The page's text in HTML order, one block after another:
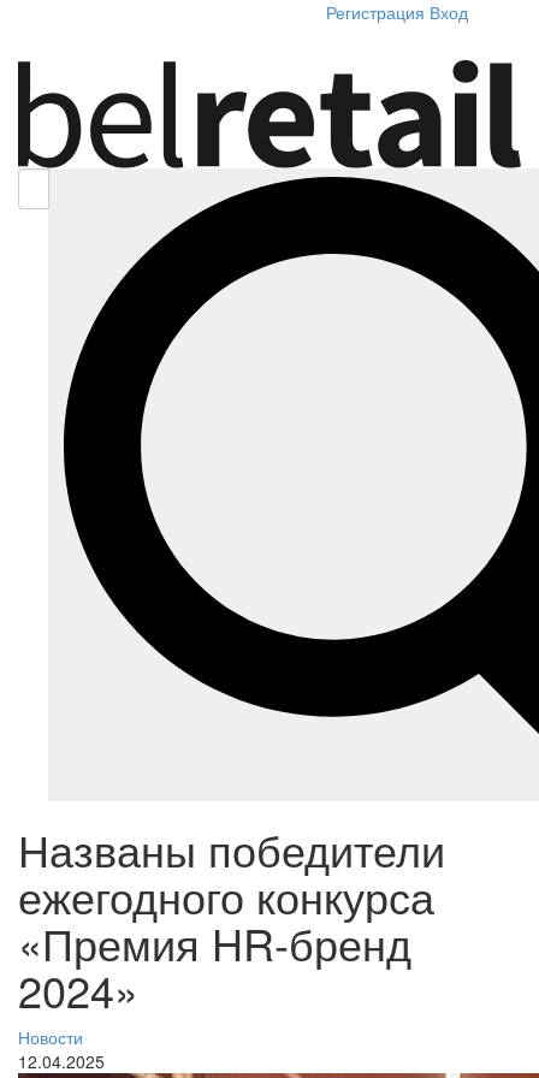
Регистрация Вход
Названы победители
ежегодного конкурса
«Премия HR-бренд
2024»
Новости
12.04.2025